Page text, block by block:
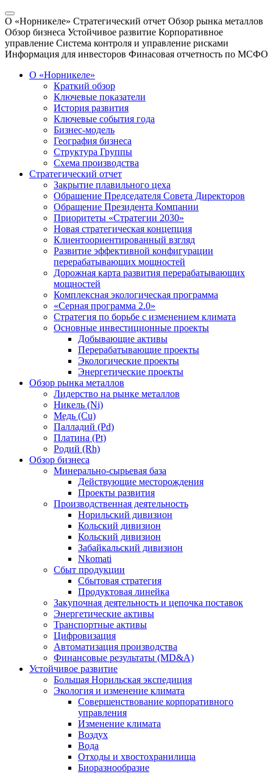
О «Норникеле» Стратегический отчет Обзор рынка металлов
Обзор бизнеса Устойчивое развитие Корпоративное
управление Система контроля и управление рисками
Информация для инвесторов Финасовая отчетность по МСФО
О «Норникеле»
Краткий обзор
Ключевые показатели
История развития
Ключевые события года
Бизнес-модель
География бизнеса
Структура Группы
Схема производства
Стратегический отчет
Закрытие плавильного цеха
Обращение Председателя Совета Директоров
Обращение Президента Компании
Приоритеты «Стратегии 2030»
Новая стратегическая концепция
Клиентоориентированный взгляд
Развитие эффективной конфигурации
перерабатывающих мощностей
Дорожная карта развития перерабатывающих
мощностей
Комплексная экологическая программа
«Серная программа 2.0»
Стратегия по борьбе с изменением климата
Основные инвестиционные проекты
Добывающие активы
Перерабатывающие проекты
Экологические проекты
Энергетические проекты
Обзор рынка металлов
Лидерство на рынке металлов
Никель (Ni)
Медь (Cu)
Палладий (Pd)
Платина (Pt)
Родий (Rh)
Обзор бизнеса
Минерально-сырьевая база
Действующие месторождения
Проекты развития
Производственная деятельность
Норильский дивизион
Кольский дивизион
Кольский дивизион
Забайкальский дивизион
Nkomati
Сбыт продукции
Сбытовая стратегия
Продуктовая линейка
Закупочная деятельность и цепочка поставок
Энергетические активы
Транспортные активы
Цифровизация
Автоматизация производства
Финансовые результаты (MD&A)
Устойчивое развитие
Большая Норильская экспедиция
Экология и изменение климата
Совершенствование корпоративного
управления
Изменение климата
Воздух
Вода
Отходы и хвостохранилища
Биоразнообразие